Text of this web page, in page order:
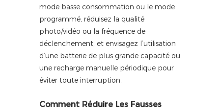
mode basse consommation ou le mode
programmé, réduisez la qualité
photo/vidéo ou la fréquence de
déclenchement, et envisagez l’utilisation
d’une batterie de plus grande capacité ou
une recharge manuelle périodique pour
éviter toute interruption.
Comment Réduire Les Fausses